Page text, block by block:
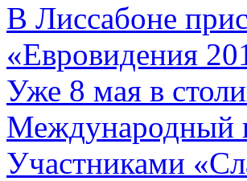
В Лиссабоне
«Евровидения
Уже 8 мая в
Международный
Участниками